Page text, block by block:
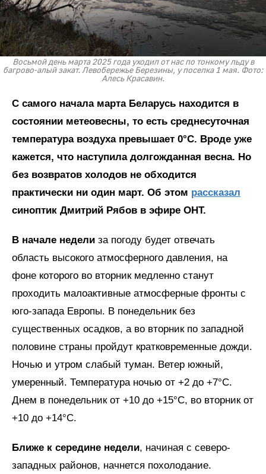
Восьмой день марта 2025 года уходил от нас по тонкому льду в
багрово-алый закат. Левобережье Березины, у поселка 1 мая. Фото:
Алесь Красавин.
С самого начала марта Беларусь находится в
состоянии метеовесны, то есть среднесуточная
температура воздуха превышает 0°C. Вроде уже
кажется, что наступила долгожданная весна. Но
без возвратов холодов не обходится
практически ни один март. Об этом рассказал
синоптик Дмитрий Рябов в эфире ОНТ.
В начале недели за погоду будет отвечать
область высокого атмосферного давления, на
фоне которого во вторник медленно станут
проходить малоактивные атмосферные фронты с
юго-запада Европы. В понедельник без
существенных осадков, а во вторник по западной
половине страны пройдут кратковременные дожди.
Ночью и утром слабый туман. Ветер южный,
умеренный. Температура ночью от +2 до +7°C.
Днем в понедельник от +10 до +15°C, во вторник от
+10 до +14°C.
Ближе к середине недели, начиная с северо-
западных районов, начнется похолодание.